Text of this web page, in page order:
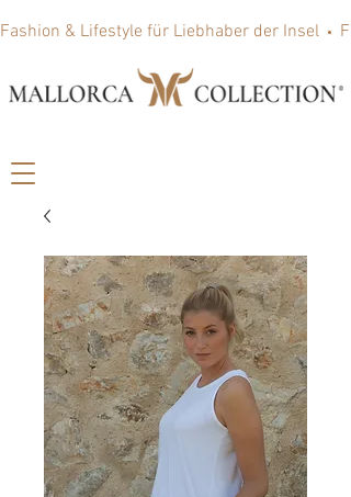
Fashion & Lifestyle für Liebhaber der Insel